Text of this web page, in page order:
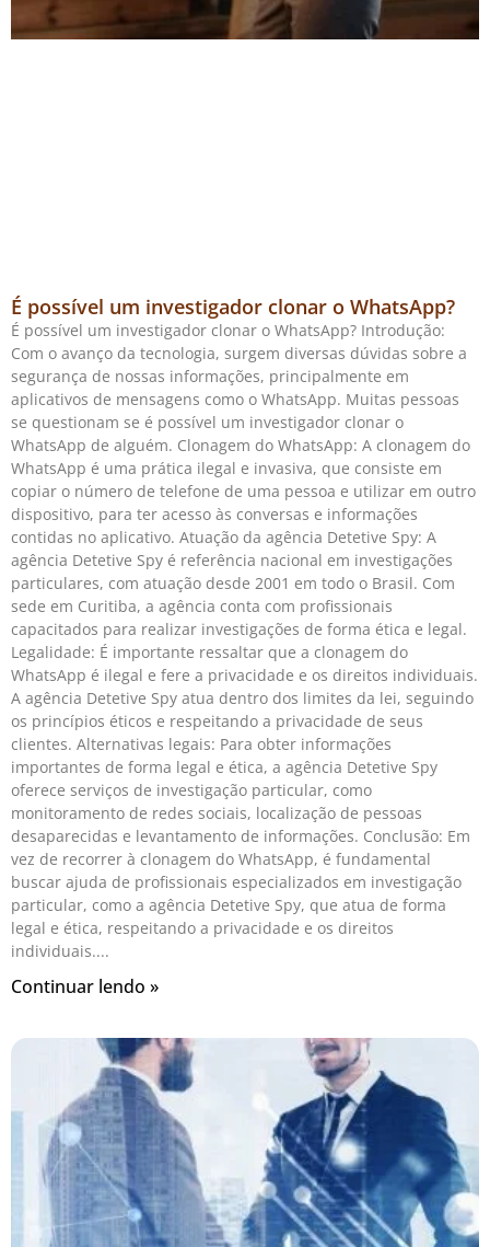
É possível um investigador clonar o WhatsApp?
É possível um investigador clonar o WhatsApp? Introdução:
Com o avanço da tecnologia, surgem diversas dúvidas sobre a
segurança de nossas informações, principalmente em
aplicativos de mensagens como o WhatsApp. Muitas pessoas
se questionam se é possível um investigador clonar o
WhatsApp de alguém. Clonagem do WhatsApp: A clonagem do
WhatsApp é uma prática ilegal e invasiva, que consiste em
copiar o número de telefone de uma pessoa e utilizar em outro
dispositivo, para ter acesso às conversas e informações
contidas no aplicativo. Atuação da agência Detetive Spy: A
agência Detetive Spy é referência nacional em investigações
particulares, com atuação desde 2001 em todo o Brasil. Com
sede em Curitiba, a agência conta com profissionais
capacitados para realizar investigações de forma ética e legal.
Legalidade: É importante ressaltar que a clonagem do
WhatsApp é ilegal e fere a privacidade e os direitos individuais.
A agência Detetive Spy atua dentro dos limites da lei, seguindo
os princípios éticos e respeitando a privacidade de seus
clientes. Alternativas legais: Para obter informações
importantes de forma legal e ética, a agência Detetive Spy
oferece serviços de investigação particular, como
monitoramento de redes sociais, localização de pessoas
desaparecidas e levantamento de informações. Conclusão: Em
vez de recorrer à clonagem do WhatsApp, é fundamental
buscar ajuda de profissionais especializados em investigação
particular, como a agência Detetive Spy, que atua de forma
legal e ética, respeitando a privacidade e os direitos
individuais.
Continuar lendo »